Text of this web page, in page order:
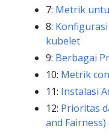
7: Metrik
8:
kubelet
9: Berbagai
10: Metrik
11: Instalasi
12: Prioritas
and Fairness)